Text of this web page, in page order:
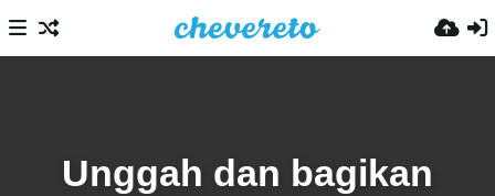
Unggah dan bagikan